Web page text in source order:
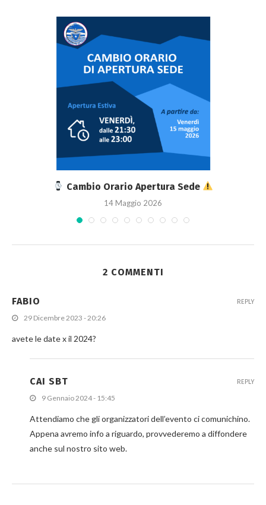
Cambio Orario Apertura Sede
14 Maggio 2026
2 COMMENTI
FABIO
29 Dicembre 2023 - 20:26
avete le date x il 2024?
REPLY
CAI SBT
9 Gennaio 2024 - 15:45
Attendiamo che gli organizzatori dell’evento ci comunichino.
Appena avremo info a riguardo, provvederemo a diffondere
anche sul nostro sito web.
REPLY